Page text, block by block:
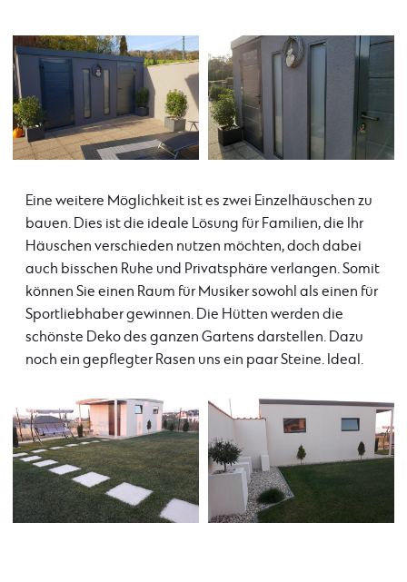
Eine weitere Möglichkeit ist es zwei Einzelhäuschen zu
bauen. Dies ist die ideale Lösung für Familien, die Ihr
Häuschen verschieden nutzen möchten, doch dabei
auch bisschen Ruhe und Privatsphäre verlangen. Somit
können Sie einen Raum für Musiker sowohl als einen für
Sportliebhaber gewinnen. Die Hütten werden die
schönste Deko des ganzen Gartens darstellen. Dazu
noch ein gepflegter Rasen uns ein paar Steine. Ideal.